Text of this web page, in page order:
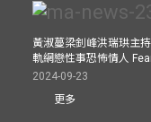
黃淑蔓梁釗峰洪瑞珙主
軌網戀性事恐怖情人
2024-09-23
更多